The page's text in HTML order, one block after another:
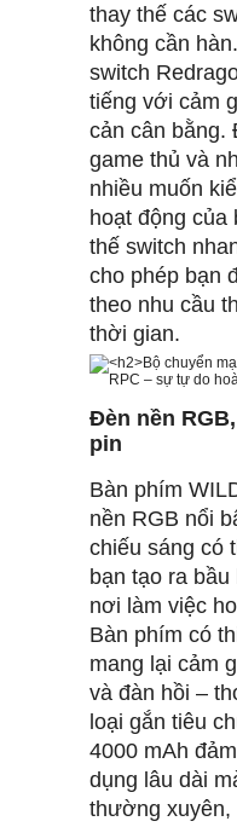
thay thế các
không cần
switch
tiếng với cảm
cản cân bằng.
game thủ và
nhiều muốn
hoạt động của
thế switch
cho phép bạn
theo nhu cầu
thời gian.
Đèn nền
pin
Bàn phím
nền RGB nổi
chiếu sáng có
bạn tạo ra
nơi làm việc
Bàn phím có
mang lại cảm
và đàn hồi –
loại gắn tiêu
4000 mAh
dụng lâu dài
thường xuyên,